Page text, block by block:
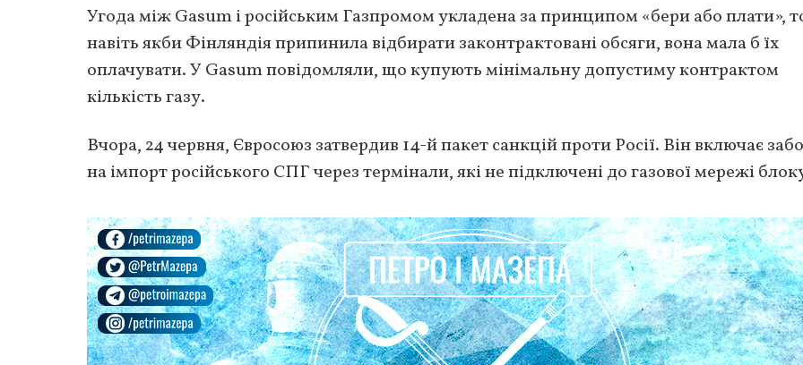
Угода між Gasum і російським Газпромом укладена за принципом «бери або плати»,
навіть якби Фінляндія припинила відбирати законтрактовані обсяги, вона мала б їх
оплачувати. У Gasum повідомляли, що купують мінімальну допустиму контрактом
кількість газу.
Вчора, 24 червня, Євросоюз затвердив 14-й пакет санкцій проти Росії. Він включає
на імпорт російського СПГ через термінали, які не підключені до газової мережі